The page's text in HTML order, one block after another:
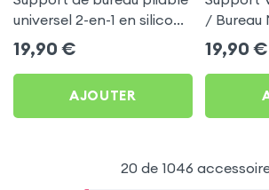
universel 2-en-1 en silicone
pour smartphone et
tablette - Orange
19,90 €
AJOUTER
/ Bureau
Gigaset
19,90 €
20 de 1046